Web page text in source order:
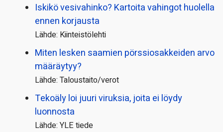
Iskikö vesivahinko? Kartoita vahingot huolella
ennen korjausta
Lähde: Kiinteistölehti
Miten lesken saamien pörssi­osakkeiden arvo
määräytyy?
Lähde: Taloustaito/verot
Tekoäly loi juuri viruksia, joita ei löydy
luonnosta
Lähde: YLE tiede